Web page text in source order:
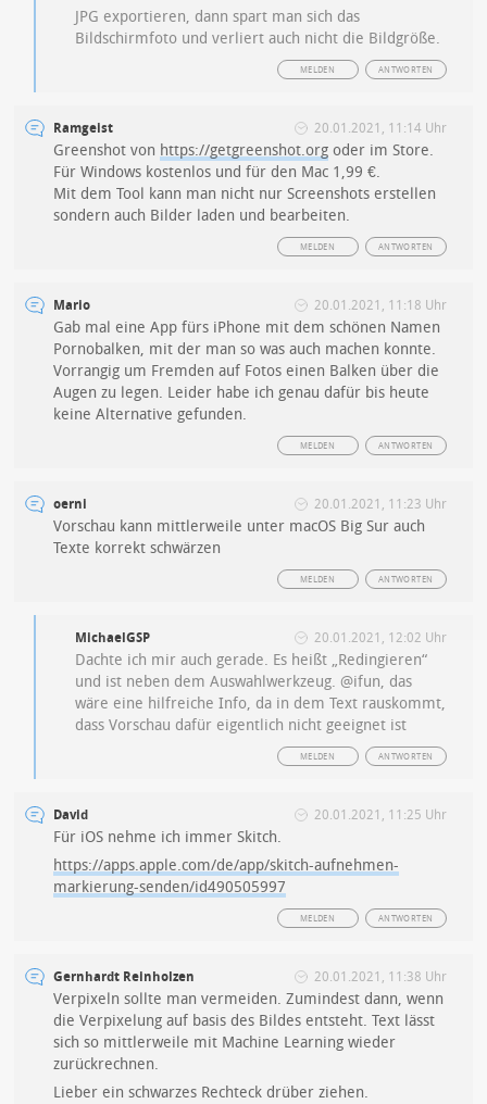
JPG exportieren, dann spart man sich das
Bildschirmfoto und verliert auch nicht die Bildgröße.
ANTWORTEN
MELDEN
Ramgeist 20.01.2021, 11:14 Uhr
Greenshot von https://getgreenshot.org oder im Store.
Für Windows kostenlos und für den Mac 1,99 €.
Mit dem Tool kann man nicht nur Screenshots erstellen
sondern auch Bilder laden und bearbeiten.
ANTWORTEN
MELDEN
Mario 20.01.2021, 11:18 Uhr
Gab mal eine App fürs iPhone mit dem schönen Namen
Pornobalken, mit der man so was auch machen konnte.
Vorrangig um Fremden auf Fotos einen Balken über die
Augen zu legen. Leider habe ich genau dafür bis heute
keine Alternative gefunden.
ANTWORTEN
MELDEN
oerni 20.01.2021, 11:23 Uhr
Vorschau kann mittlerweile unter macOS Big Sur auch
Texte korrekt schwärzen
ANTWORTEN
MELDEN
MichaelGSP 20.01.2021, 12:02 Uhr
Dachte ich mir auch gerade. Es heißt „Redingieren“
und ist neben dem Auswahlwerkzeug. @ifun, das
wäre eine hilfreiche Info, da in dem Text rauskommt,
dass Vorschau dafür eigentlich nicht geeignet ist
ANTWORTEN
MELDEN
David 20.01.2021, 11:25 Uhr
Für iOS nehme ich immer Skitch.
https://apps.apple.com/de/app/skitch-aufnehmen-
markierung-senden/id490505997
ANTWORTEN
MELDEN
Gernhardt Reinholzen 20.01.2021, 11:38 Uhr
Verpixeln sollte man vermeiden. Zumindest dann, wenn
die Verpixelung auf basis des Bildes entsteht. Text lässt
sich so mittlerweile mit Machine Learning wieder
zurückrechnen.
Lieber ein schwarzes Rechteck drüber ziehen.